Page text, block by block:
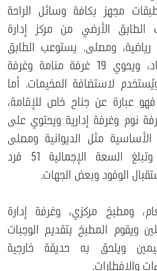
من 3 طبقات مجهز بكافة وسائل الراحة
الطابق الأرضي من مركز إدارة
رياضية، ومصلى. يستوعب الطابق
الأول 106 أفراد، ويحوي 19 غرفة منامة وغرفة
ويُستخدم لاستضافة المخيمات. أما
فهو عبارة عن جناح خاص للإقامة،
من 11 غرفة نوم وغرفة إدارية ويحتوي على
الأساسية مثل الديوانية ومصلى
وصالة طعام، وتبلغ السعة الإجمالية 51 فرد
الوفود وبعض الجهات.
ومطبخ مركزي، وغرفة إدارة
ويقوم المطبخ بتقديم الوجبات
ويلحق به حديقة خارجية
والإفطارات.